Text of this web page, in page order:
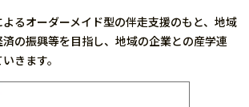
るオーダーメイド型の伴走支援のもと、地域
の振興等を目指し、地域の企業との産学連
きます。